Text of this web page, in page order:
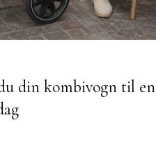
din kombivogn til en